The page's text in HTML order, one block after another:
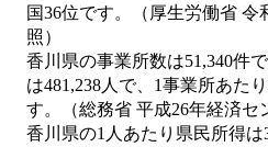
国36位です。（厚生労働省 令
照）
香川県の事業所数は51,340件
は481,238人で、1事業所あた
す。（総務省 平成26年経済セ
香川県の1人あたり県民所得は